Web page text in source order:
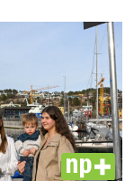
PLUS